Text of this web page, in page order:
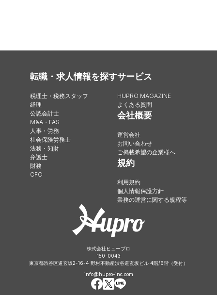
転職・求人情報を探す
税理士・税務スタッフ
経理
公認会計士
M&A・FAS
人事・労務
社会保険労務士
法務・知財
弁護士
財務
CFO
サービス
HUPRO MAGAZINE
よくある質問
会社概要
運営会社
お問い合わせ
ご掲載希望の企業様へ
規約
利用規約
個人情報保護方針
業務の運営に関する規程等
株式会社ヒュープロ
150-0043
東京都渋谷区道玄坂2-16-4 野村不動産渋谷道玄坂ビル 4階/6階（受付）
info@hupro-inc.com